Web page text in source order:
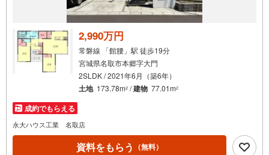
イ
ペ
ー
2,990万円
常磐線 「館腰」駅 徒歩19分
宮城県名取市本郷字大門
2SLDK / 2021年6月（築6年）
土地 173.78m2 /建物 77.01m2
成約でもらえる
永大ハウス工業 名取店
資料をもらう （無料）